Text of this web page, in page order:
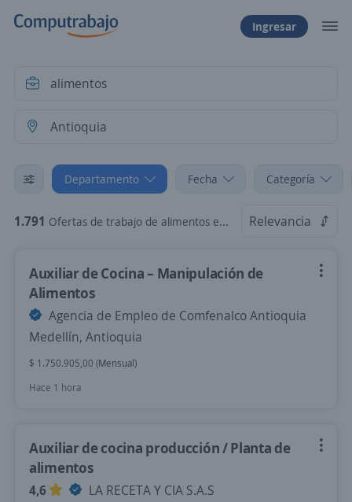
Ingresar
Departamento Fecha Categoría
1.791 Ofertas de trabajo de alimentos en Antioquia Relevancia
Auxiliar de Cocina – Manipulación de
Alimentos
Agencia de Empleo de Comfenalco Antioquia
Medellín, Antioquia
$ 1.750.905,00 (Mensual)
Hace 1 hora
Auxiliar de cocina producción / Planta de
alimentos
4,6
LA RECETA Y CIA S.A.S